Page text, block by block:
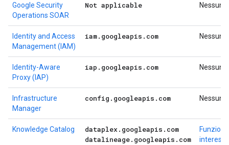
Google Security
Operations SOAR
Not applicable Nessuno
Identity and Access
Management (IAM)
iam. googleapis . com Nessuno
Identity-Aware
Proxy (IAP)
iap . googleapis . com Nessuno
Infrastructure
Manager
config . googleapis . com Nessuno
Knowledge Catalog dataplex. googleapis . com
datalineage. googleapis . com